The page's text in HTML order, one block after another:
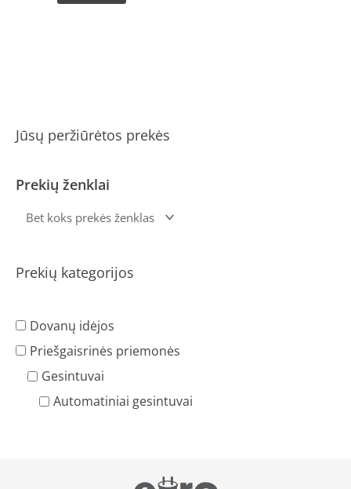
Jūsų peržiūrėtos prekės
Prekių ženklai
Prekių kategorijos
Dovanų idėjos
Priešgaisrinės priemonės
Gesintuvai
Automatiniai gesintuvai